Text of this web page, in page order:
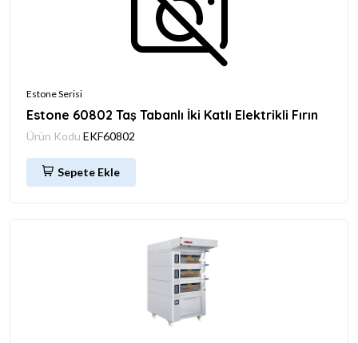
Estone Serisi
Estone 60802 Taş Tabanlı İki Katlı Elektrikli Fırın
Ürün Kodu EKF60802
Sepete Ekle